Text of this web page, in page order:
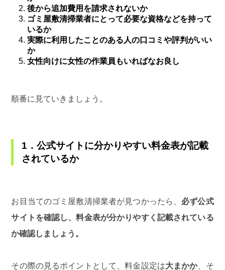
後から追加費用を請求されないか
ゴミ屋敷清掃業者にとって必要な資格などを持って
いるか
実際に利用したことのある人の口コミや評判がいい
か
女性向けに女性の作業員もいればなお良し
順番に見ていきましょう。
1．公式サイトに分かりやすい料金表が記載
されているか
お目当てのゴミ屋敷清掃業者が見つかったら、 必ず公式
サイトを確認し、料金表が分かりやすく記載されている
か確認しましょう。
その際の見るポイントとして、料金設定は大まかか、そ